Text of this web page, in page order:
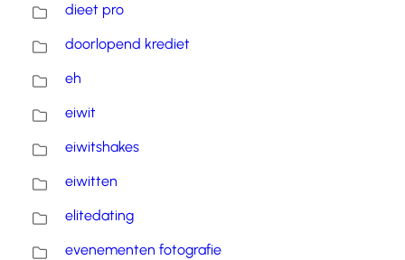
dieet pro
doorlopend krediet
eh
eiwit
eiwitshakes
eiwitten
elitedating
evenementen fotografie